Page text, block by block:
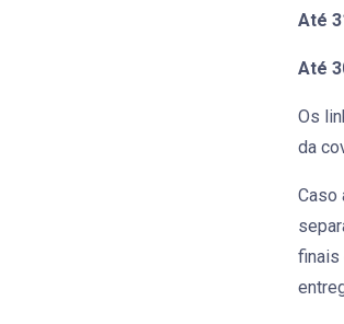
Até
Até
Os
da
Caso
finais